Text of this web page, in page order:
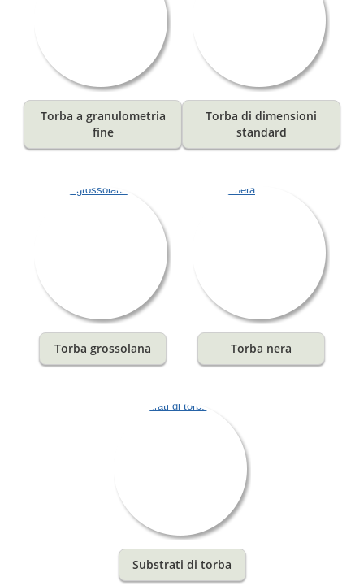
Torba a granulometria
fine
Torba di dimensioni
standard
Torba grossolana Torba nera
Substrati di torba